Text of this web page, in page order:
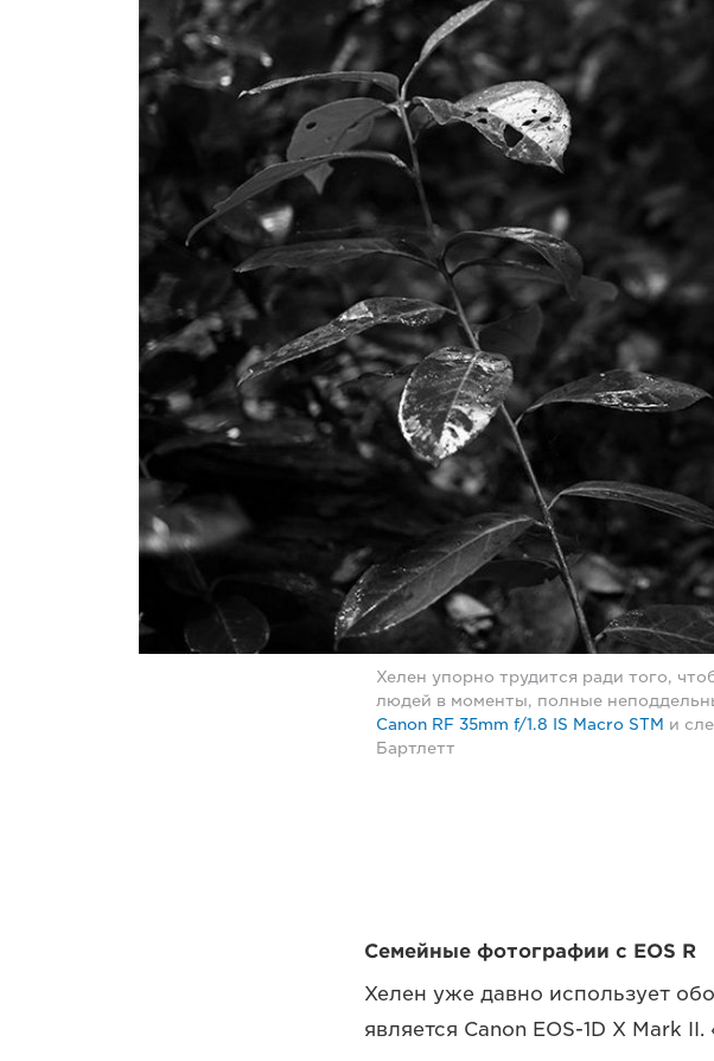
Хелен упорно трудится ради того,
людей в моменты, полные
Canon RF 35mm f/1.8 IS Macro STM и
Бартлетт
Семейные фотографии с EOS R
Хелен уже давно использует
является Canon EOS-1D X Mark